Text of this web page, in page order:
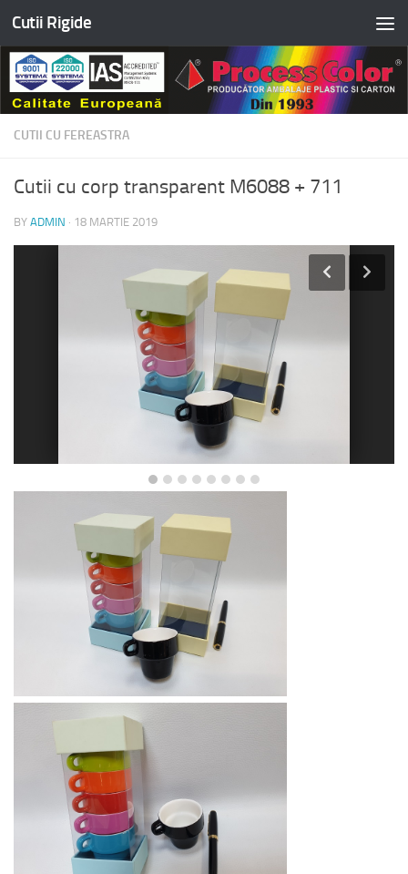
Skip to content
Cutii Rigide
CUTII CU FEREASTRA
Cutii cu corp transparent M6088 + 711
BY ADMIN · 18 MARTIE 2019